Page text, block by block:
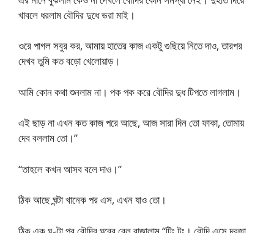
খাবলে ধরলাম বৌদির দুধে ভরা মাই।
ওরে পাগল সবুর কর, আমায় হাতের কাজ একটু গুছিয়ে নিতে দাও, তারপর
দেখব তুমি কত বড়ো খেলোয়াড়।
আমি কোন কথা শুনলাম না। পক পক করে বৌদির দুধ টিপতে লাগলাম।
এই ছাড় না এখন কত কাজ পরে আছে, আজ সারা দিন তো ফাকা, তোমায়
দেব বললাম তো।”
“তাহলে কখন আসব বলে দাও।”
ঠিক আছে ঘন্টা খানেক পর এস, এখন যাও তো।